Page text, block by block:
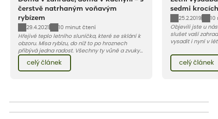
čerstvě natrhaným voňavým
rybízem
29.4.2021
10 minut čtení
Hřejivé teplo letního sluníčka, které se sklání k
obzoru. Mísa rybízu, do níž to po hroznech
přibývá jedna radost. Všechny ty vůně a zvuky
červencové zahrady. Sklizeň rybízu do kuchyně
vnese neuvěřitelný klid a radost. A taky trochu
bezstarostnosti dětství při mlsání babiččina
celý článek
sedmi krocích
25.2.2019
10
Objevili jste u
slušet vaší
vysadit i nyní v
celý rok – nyní
vody než na jaře
celý článek